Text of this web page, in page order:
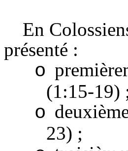
En
présenté :
o
(1:15-19)
o
23) ;